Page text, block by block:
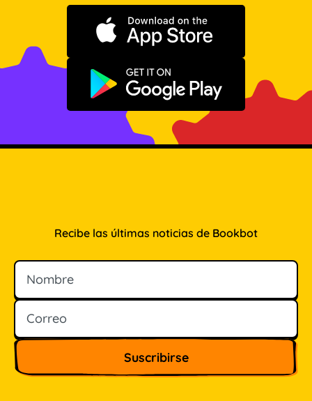
Descargar en App Store
Disponible en Google Play
Recibe las últimas noticias de Bookbot
Nombre
Correo